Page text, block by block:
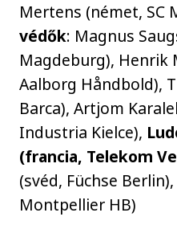
Mertens (német, SC
védők: Magnus
Magdeburg), Henrik
Aalborg Håndbold),
Barca), Artjom
Industria Kielce),
(francia, Telekom
(svéd, Füchse
Montpellier HB)